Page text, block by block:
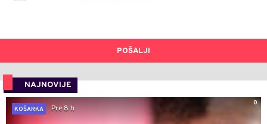
POŠALJI
NAJNOVIJE
0
KOŠARKA
Pre 8 h